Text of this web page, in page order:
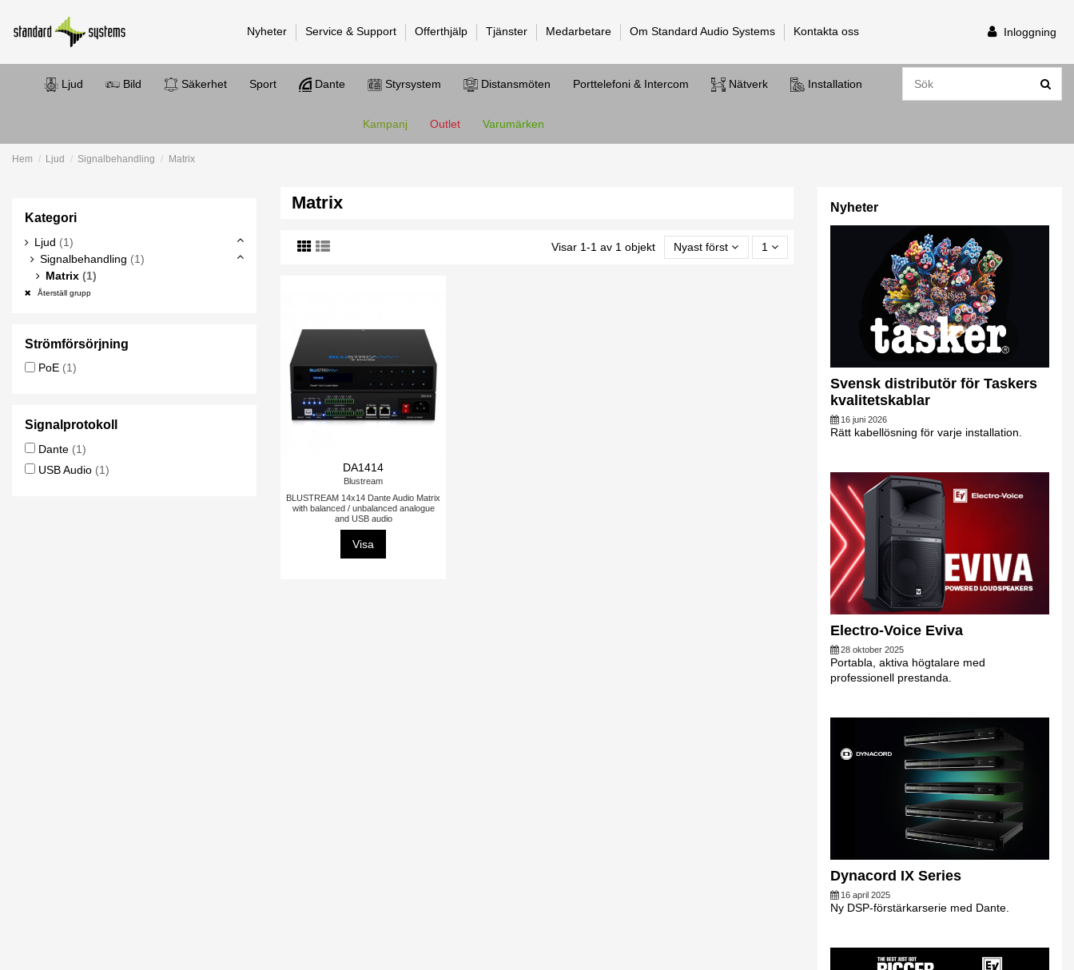
Nyheter Service & Support Offerthjälp Tjänster Medarbetare Om Standard Audio Systems Kontakta oss Inloggning
Ljud Bild Säkerhet Sport Dante Styrsystem Distansmöten Porttelefoni & Intercom Nätverk Installation
Kampanj Outlet Varumärken
Hem Ljud Signalbehandling Matrix
Matrix
Visar 1-1 av 1 objekt Nyast först 1
DA1414
Blustream
BLUSTREAM 14x14 Dante Audio Matrix
with balanced / unbalanced analogue
and USB audio
Visa
Kategori
Ljud (1)
Signalbehandling (1)
Matrix (1)
Återställ grupp
Strömförsörjning
PoE (1)
Signalprotokoll
Dante (1)
USB Audio (1)
Nyheter
Svensk distributör för Taskers
kvalitetskablar
16 juni 2026
Rätt kabellösning för varje installation.
Electro-Voice Eviva
28 oktober 2025
Portabla, aktiva högtalare med
professionell prestanda.
Dynacord IX Series
16 april 2025
Ny DSP-förstärkarserie med Dante.